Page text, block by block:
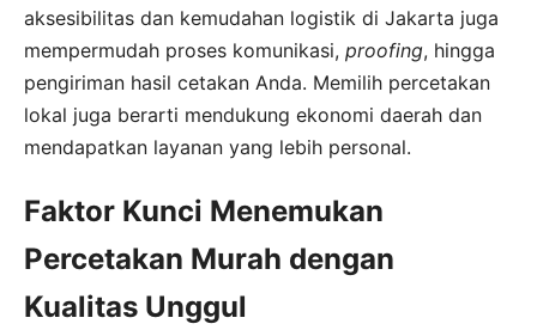
aksesibilitas dan kemudahan logistik di Jakarta juga
mempermudah proses komunikasi, proofing, hingga
pengiriman hasil cetakan Anda. Memilih percetakan
lokal juga berarti mendukung ekonomi daerah dan
mendapatkan layanan yang lebih personal.
Faktor Kunci Menemukan
Percetakan Murah dengan
Kualitas Unggul